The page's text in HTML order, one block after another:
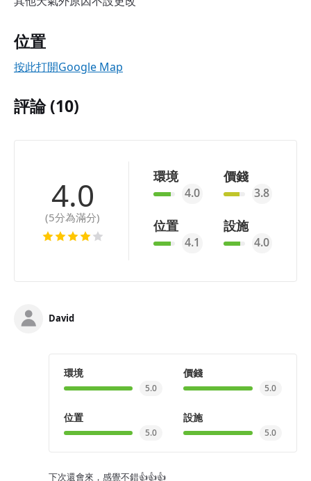
位置
按此打開Google Map
評論 (10)
4.0
(5分為滿分)
環境
4.0
價錢
3.8
位置
4.1
設施
4.0
David
環境
5.0
價錢
5.0
位置
5.0
設施
5.0
下次還會來，感覺不錯👍👍👍